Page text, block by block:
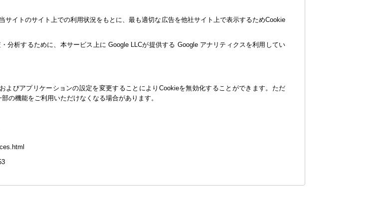
サイトのサイト上での利用状況をもとに、最も適切な広告を他社サイト上で表示するためCookie
分析するために、本サービス上に Google LLCが提供する Google アナリティクスを利用してい
よびアプリケーションの設定を変更することによりCookieを無効化することができます。ただ
の機能をご利用いただけなくなる場合があります。